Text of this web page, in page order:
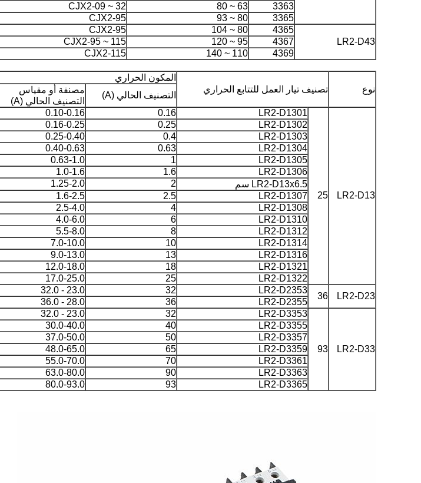
3363
63 ~ 80
CJX2-09 ~ 32
3365
80 ~ 93
CJX2-95
LR2-D43
4365
80 ~ 104
CJX2-95
4367
95 ~ 120
CJX2-95 ~ 115
4369
110 ~ 140
CJX2-115
نوع تصنيف تيار العمل للتتابع الحراري
المكون الحراري
التصنيف الحالي (A)
مصنفة أو مقياس
التصنيف الحالي (A)
LR2-D13
25
LR2-D1301
0.16
0.10-0.16
LR2-D1302
0.25
0.16-0.25
LR2-D1303
0.4
0.25-0.40
LR2-D1304
0.63
0.40-0.63
LR2-D1305
1
0.63-1.0
LR2-D1306
1.6
1.0-1.6
LR2-D13x6.5 سم
2
1.25-2.0
LR2-D1307
2.5
1.6-2.5
LR2-D1308
4
2.5-4.0
LR2-D1310
6
4.0-6.0
LR2-D1312
8
5.5-8.0
LR2-D1314
10
7.0-10.0
LR2-D1316
13
9.0-13.0
LR2-D1321
18
12.0-18.0
LR2-D1322
25
17.0-25.0
LR2-D23
36
LR2-D2353
32
23.0 - 32.0
LR2-D2355
36
28.0 - 36.0
LR2-D33
93
LR2-D3353
32
23.0 - 32.0
LR2-D3355
40
30.0-40.0
LR2-D3357
50
37.0-50.0
LR2-D3359
65
48.0-65.0
LR2-D3361
70
55.0-70.0
LR2-D3363
90
63.0-80.0
LR2-D3365
93
80.0-93.0